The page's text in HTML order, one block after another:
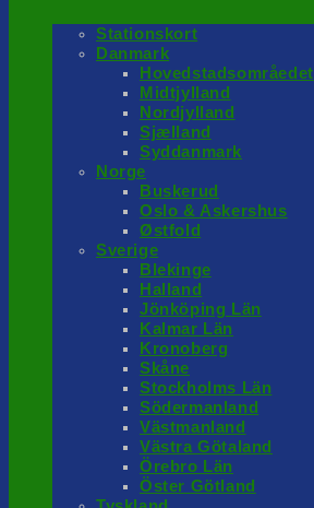
Stationskort
Danmark
Hovedstadsområedet
Midtjylland
Nordjylland
Sjælland
Syddanmark
Norge
Buskerud
Oslo & Askershus
Østfold
Sverige
Blekinge
Halland
Jönköping Län
Kalmar Län
Kronoberg
Skåne
Stockholms Län
Södermanland
Västmanland
Västra Götaland
Örebro Län
Öster Götland